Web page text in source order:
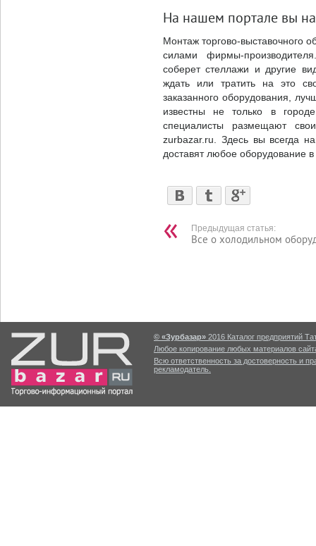
На нашем портале вы
Монтаж торгово-выставочного
силами фирмы-
соберет стеллажи и другие
ждать или тратить на это
заказанного оборудования,
известны не только в
специалисты размещают
zurbazar.ru. Здесь вы всегда
доставят любое оборудование
Предыдущая статья:
Все о холодильном
© «Зурбазар» 2016 Каталог предприятий
Любое копирование любых материалов
Всю ответственность за достоверность и
рекламодатель.